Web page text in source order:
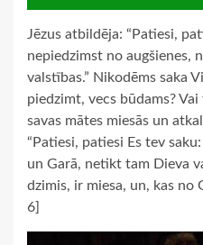
Jēzus atbildēja: “Patiesi,
nepiedzimst no augšienes,
valstības.” Nikodēms saka
piedzimt, vecs būdams?
savas mātes miesās un
“Patiesi, patiesi Es tev
un Garā, netikt tam Dieva
dzimis, ir miesa, un, kas no
6]